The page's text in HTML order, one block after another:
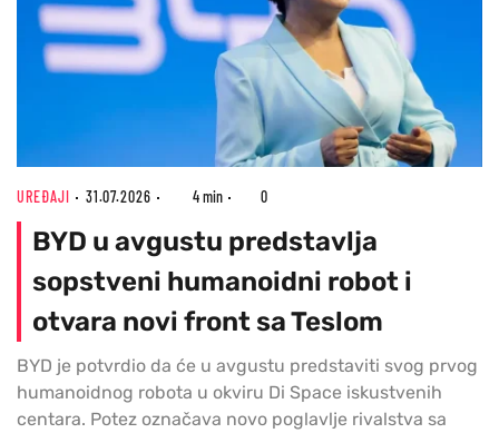
UREĐAJI 31.07.2026 4 min 0
BYD u avgustu predstavlja
sopstveni humanoidni robot i
otvara novi front sa Teslom
BYD je potvrdio da će u avgustu predstaviti svog prvog
humanoidnog robota u okviru Di Space iskustvenih
centara. Potez označava novo poglavlje rivalstva sa